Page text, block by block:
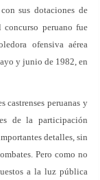
sus dotaciones de
peruano fue
ofensiva aérea
y junio de 1982, en
castrenses peruanas y
de la participación
detalles, sin
Pero como no
a la luz pública